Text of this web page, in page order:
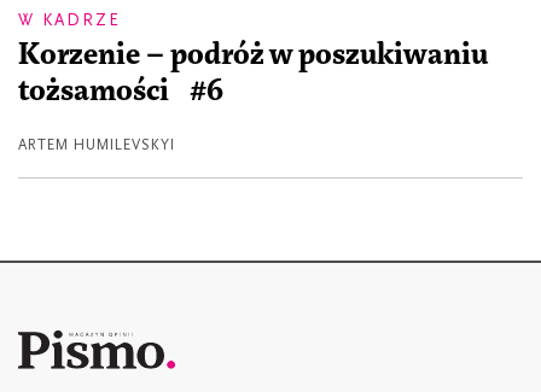
W KADRZE
Korzenie – podróż w poszukiwaniu
tożsamości #6
ARTEM HUMILEVSKYI